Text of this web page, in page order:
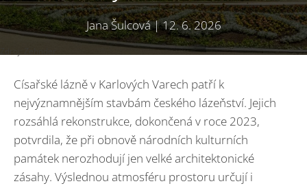
Jana Šulcová|12. 6. 2026
Císařské lázně v Karlových Varech patří k
nejvýznamnějším stavbám českého lázeňství. Jejich
rozsáhlá rekonstrukce, dokončená v roce 2023,
potvrdila, že při obnově národních kulturních
památek nerozhodují jen velké architektonické
zásahy. Výslednou atmosféru prostoru určují i